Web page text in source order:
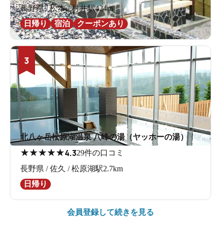
長野県 / 松本 / 村井駅424m
日帰り
宿泊 クーポンあり
3
北八ヶ岳松原湖温泉 八峰の湯（ヤッホーの湯）
★★★★★4.329件の口コミ
長野県 / 佐久 / 松原湖駅2.7km
日帰り
会員登録して続きを見る